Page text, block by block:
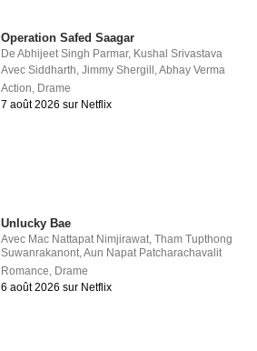
Operation Safed Saagar
DeAbhijeet Singh Parmar, Kushal Srivastava
AvecSiddharth,Jimmy Shergill ,Abhay Verma
Action, Drame
7 août 2026 sur Netflix
Unlucky Bae
Avec Mac Nattapat Nimjirawat ,Tham Tupthong
Suwanrakanont ,Aun Napat Patcharachavalit
Romance Drame
6 août 2026 sur Netflix